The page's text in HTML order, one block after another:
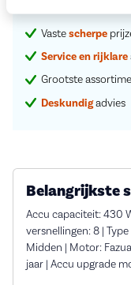
Vastescherpe
Service en rijklare
Grootste
Deskundigadvies
Belangrijkste
Accu capaciteit: 430
versnellingen: 8 |
Midden | Motor:
jaar | Accu upgrade